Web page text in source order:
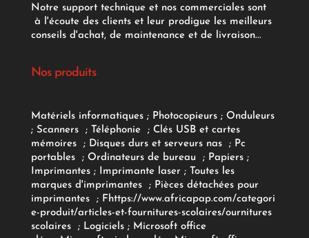
Notre support technique et nos commerciales sont
à l'écoute des clients et leur prodigue les meilleurs
conseils d'achat, de maintenance et de livraison...
Nos produits
Matériels informatiques; Photocopieurs; Onduleurs
; Scanners ; Téléphonie ; Clés USB et cartes
mémoires
; Disques durs et serveurs nas ; Pc
portables
; Ordinateurs de bureau ; Papiers;
Imprimantes;Imprimante laser;
Toutes les
marques d'imprimantes
; Pièces détachées pour
imprimantes
; F https://www.africapap.com/categori
e-produit/articles-et-fournitures-scolaires/ournitures
scolaires; Logiciels ; Microsoft office